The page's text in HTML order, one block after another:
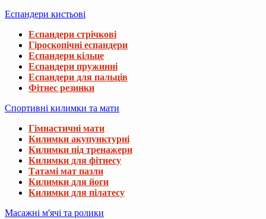
Еспандери кистьові
Еспандери стрічкові
Гіроскопічні еспандери
Еспандери кільце
Еспандери пружинні
Еспандери для пальців
Фітнес резинки
Спортивні килимки та мати
Гімнастичні мати
Килимки акупунктурні
Килимки під тренажери
Килимки для фітнесу
Татамі мат пазли
Килимки для йоги
Килимки для пілатесу
Масажні м'ячі та ролики